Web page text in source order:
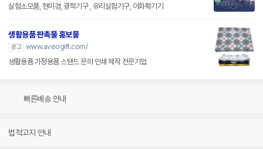
실험소모품, 현미경, 광학기구 , 유리실험기구, 이화확기기
생활용품 판촉물 홍보물
광고 www.aveogift.com/
생활용품 가정용품 스탠드 문의 인쇄 제작 전문기업
빠른배송 안내
법적고지 안내